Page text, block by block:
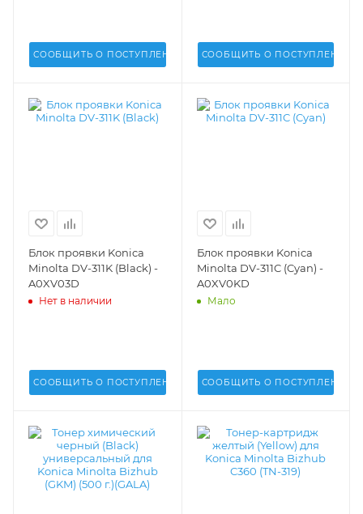
СООБЩИТЬ О ПОСТУПЛЕНИИ СООБЩИТЬ О ПОСТУПЛЕНИИ
Блок проявки Konica
Minolta DV-311K (Black) -
A0XV03D
Нет в наличии
СООБЩИТЬ О ПОСТУПЛЕНИИ
Блок проявки Konica
Minolta DV-311C (Cyan) -
A0XV0KD
Мало
СООБЩИТЬ О ПОСТУПЛЕНИИ